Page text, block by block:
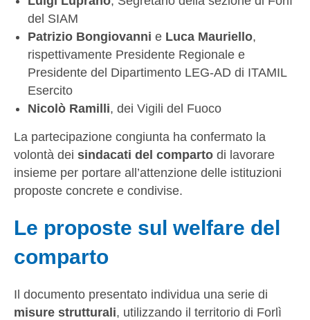
del SIAM
Patrizio Bongiovanni e Luca Mauriello,
rispettivamente Presidente Regionale e
Presidente del Dipartimento LEG-AD di ITAMIL
Esercito
Nicolò Ramilli, dei Vigili del Fuoco
La partecipazione congiunta ha confermato la
volontà dei sindacati del comparto di lavorare
insieme per portare all’attenzione delle istituzioni
proposte concrete e condivise.
Le proposte sul welfare del
comparto
Il documento presentato individua una serie di
misure strutturali, utilizzando il territorio di Forlì